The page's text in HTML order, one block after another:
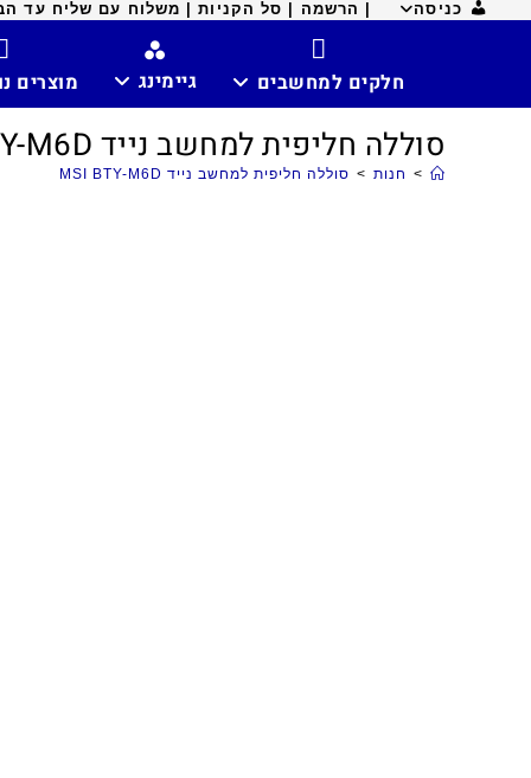
כניסה | הרשמה | סל הקניות | משלוח עם שליח עד הבית
חלקים למחשבים גיימינג מוצרים
סוללה חליפית למחשב נייד MSI BTY-M6D
> חנות > סוללה חליפית למחשב נייד MSI BTY-M6D